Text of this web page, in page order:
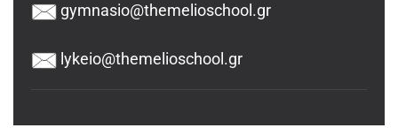
gymnasio@themelioschool.gr
lykeio@themelioschool.gr